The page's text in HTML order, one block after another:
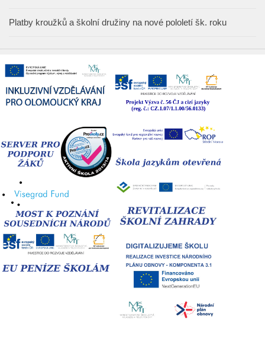
Platby kroužků a školní družiny na nové pololetí šk. roku